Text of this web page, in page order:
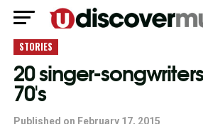
STORIES
20 singer-
70's
Published on February 17, 2015